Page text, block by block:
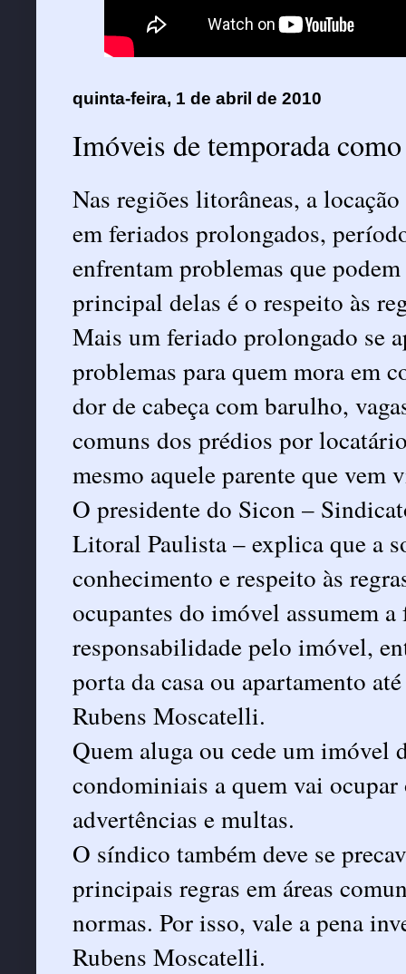
quinta-feira, 1 de abril de 2010
Imóveis de temporada
Nas regiões litorâneas, a
em feriados prolongados,
enfrentam problemas que
principal delas é o respeito às
Mais um feriado prolongado se
problemas para quem mora em
dor de cabeça com barulho,
comuns dos prédios por
mesmo aquele parente que vem
O presidente do Sicon –
Litoral Paulista – explica que a
conhecimento e respeito às
ocupantes do imóvel assumem
responsabilidade pelo imóvel,
porta da casa ou apartamento
Rubens Moscatelli.
Quem aluga ou cede um imóvel
condominiais a quem vai
advertências e multas.
O síndico também deve se
principais regras em áreas
normas. Por isso, vale a pena
Rubens Moscatelli.